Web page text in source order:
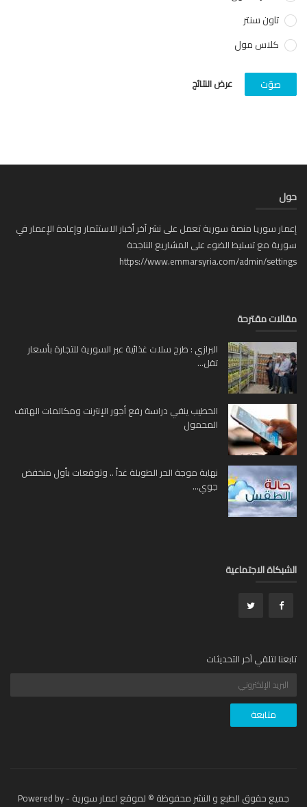
تاون سنتر
كلاس مول
عرض النتائج
سوريا منصة سورية تعمل على نشر آخر أخبار الاستثمار وإعادة الإعمار في
مع تسليط الضوء على المشاريع الناجحة
https://www.emmarsyria.com/admin/
مقترحة
البرازي : طرح سلات غذائية عبر السورية للتجارة بأسعار
تقل...
الخطيب ينفي دراسة رفع أجور الإنترنت ومكالمات الهاتف
المحمول
نهاية موجة الحر الطويلة غداً .. وتوقعات بأول منخفض
جوي...
الاجتماعية
لتلقي آخر التحديثات
جميع حقوق الطبع و النشر محفوظة © لموقع اعمار سورية - Powered by